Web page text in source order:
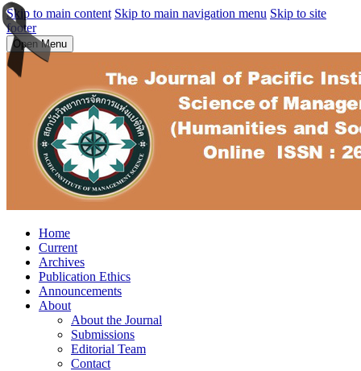
Skip to main content Skip to main navigation menu Skip to site
footer
Open Menu
Home
Current
Archives
Publication Ethics
Announcements
About
About the Journal
Submissions
Editorial Team
Contact